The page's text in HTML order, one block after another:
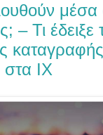
μέσα
– Τι
καταγραφής
ΙΧ